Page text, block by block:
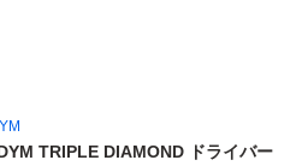
TRIPLE DIAMOND ドライバー